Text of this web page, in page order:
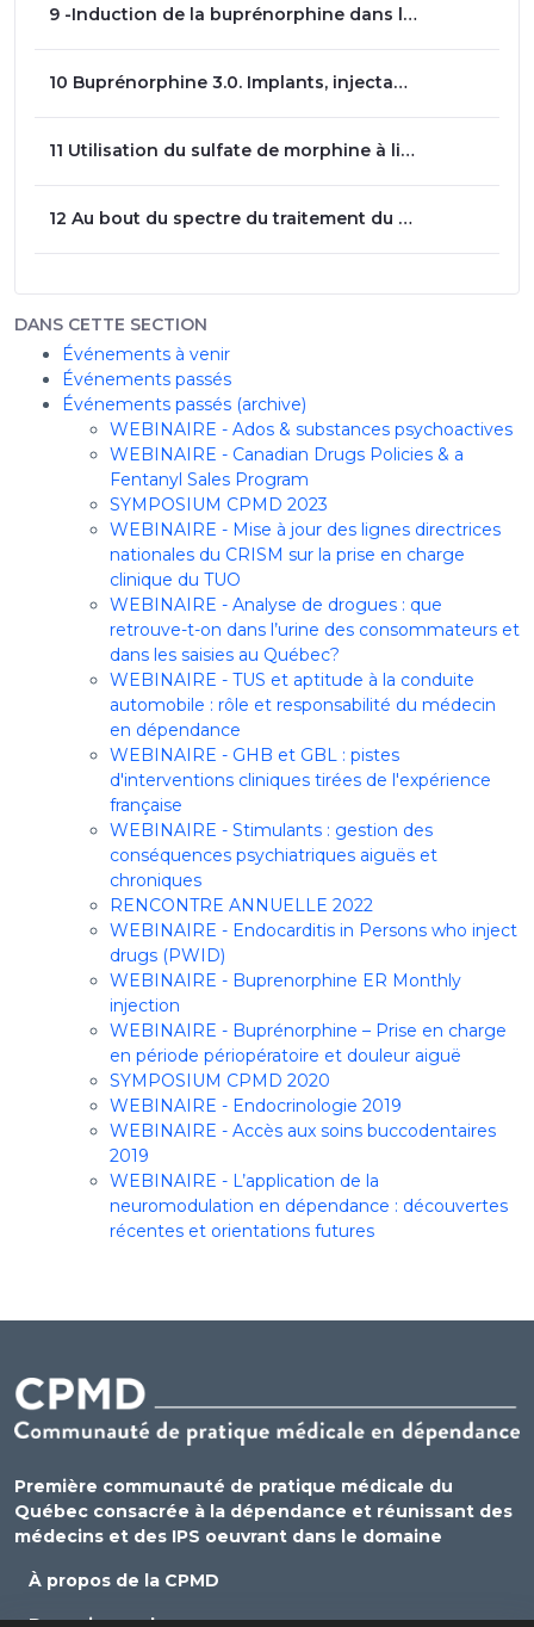
9 -Induction de la buprénorphine dans les urgences hospitalières - Dres Christine Ouellette et Annie Talbot
10 Buprénorphine 3.0. Implants, injectable et autres formulations - Dr Louis-Christophe Juteau
11 Utilisation du sulfate de morphine à libération prolongée, lignes directrices et partage d’expériences - Dr David Barbeau
12 Au bout du spectre du traitement du TUO. L’injectable et l'approvisionnement sécuritaire - Dre Marie-Ève Goyer
DANS CETTE SECTION
Événements à venir
Événements passés
Événements passés (archive)
WEBINAIRE - Ados & substances psychoactives
WEBINAIRE - Canadian Drugs Policies & a
Fentanyl Sales Program
SYMPOSIUM CPMD 2023
WEBINAIRE - Mise à jour des lignes directrices
nationales du CRISM sur la prise en charge
clinique du TUO
WEBINAIRE - Analyse de drogues : que
retrouve-t-on dans l’urine des consommateurs et
dans les saisies au Québec?
WEBINAIRE - TUS et aptitude à la conduite
automobile : rôle et responsabilité du médecin
en dépendance
WEBINAIRE - GHB et GBL : pistes
d'interventions cliniques tirées de l'expérience
française
WEBINAIRE - Stimulants : gestion des
conséquences psychiatriques aiguës et
chroniques
RENCONTRE ANNUELLE 2022
WEBINAIRE - Endocarditis in Persons who inject
drugs (PWID)
WEBINAIRE - Buprenorphine ER Monthly
injection
WEBINAIRE - Buprénorphine – Prise en charge
en période périopératoire et douleur aiguë
SYMPOSIUM CPMD 2020
WEBINAIRE - Endocrinologie 2019
WEBINAIRE - Accès aux soins buccodentaires
2019
WEBINAIRE - L’application de la
neuromodulation en dépendance : découvertes
récentes et orientations futures
Première communauté de pratique médicale du
Québec consacrée à la dépendance et réunissant des
médecins et des IPS oeuvrant dans le domaine
À propos de la CPMD